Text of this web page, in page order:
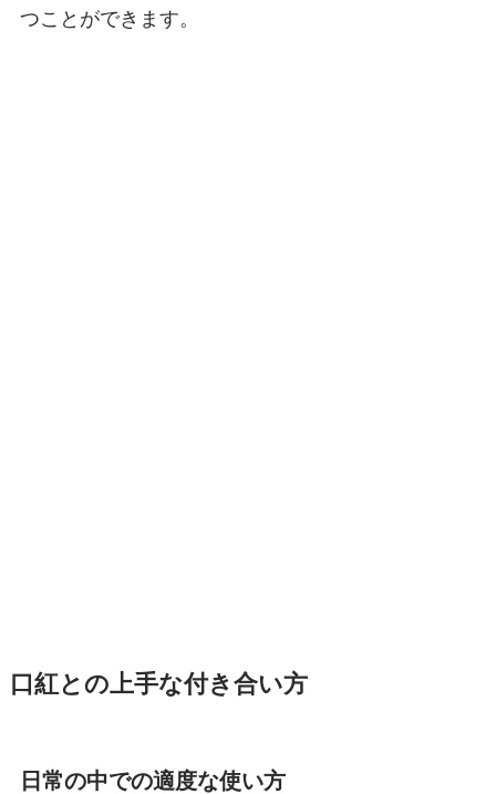
つことができます。
口紅との上手な付き合い方
日常の中での適度な使い方